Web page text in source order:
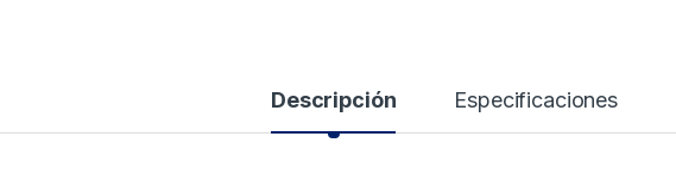
Descripción Especificaciones